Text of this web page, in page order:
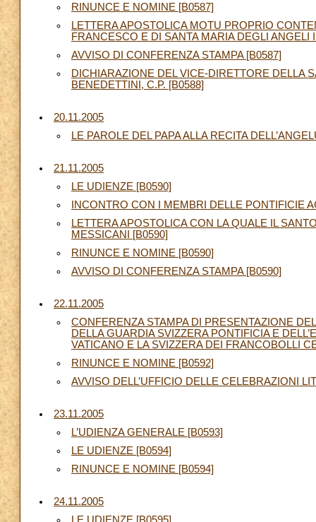
RINUNCE E NOMINE [B0587]
LETTERA APOSTOLICA MOTU PROPRIO
FRANCESCO E DI SANTA MARIA DEGLI ANGELI
AVVISO DI CONFERENZA STAMPA [B0587]
DICHIARAZIONE DEL VICE-DIRETTORE DELLA
BENEDETTINI, C.P. [B0588]
20.11.2005
LE PAROLE DEL PAPA ALLA RECITA
21.11.2005
LE UDIENZE [B0590]
INCONTRO CON I MEMBRI DELLE PONTIFICIE
LETTERA APOSTOLICA CON LA QUALE IL
MESSICANI [B0590]
RINUNCE E NOMINE [B0590]
AVVISO DI CONFERENZA STAMPA [B0590]
22.11.2005
CONFERENZA STAMPA DI PRESENTAZIONE
DELLA GUARDIA SVIZZERA PONTIFICIA E
VATICANO E LA SVIZZERA DEI FRANCOBOLLI
RINUNCE E NOMINE [B0592]
AVVISO DELL’UFFICIO DELLE CELEBRAZIONI
23.11.2005
L’UDIENZA GENERALE [B0593]
LE UDIENZE [B0594]
RINUNCE E NOMINE [B0594]
24.11.2005
LE UDIENZE [B0595]